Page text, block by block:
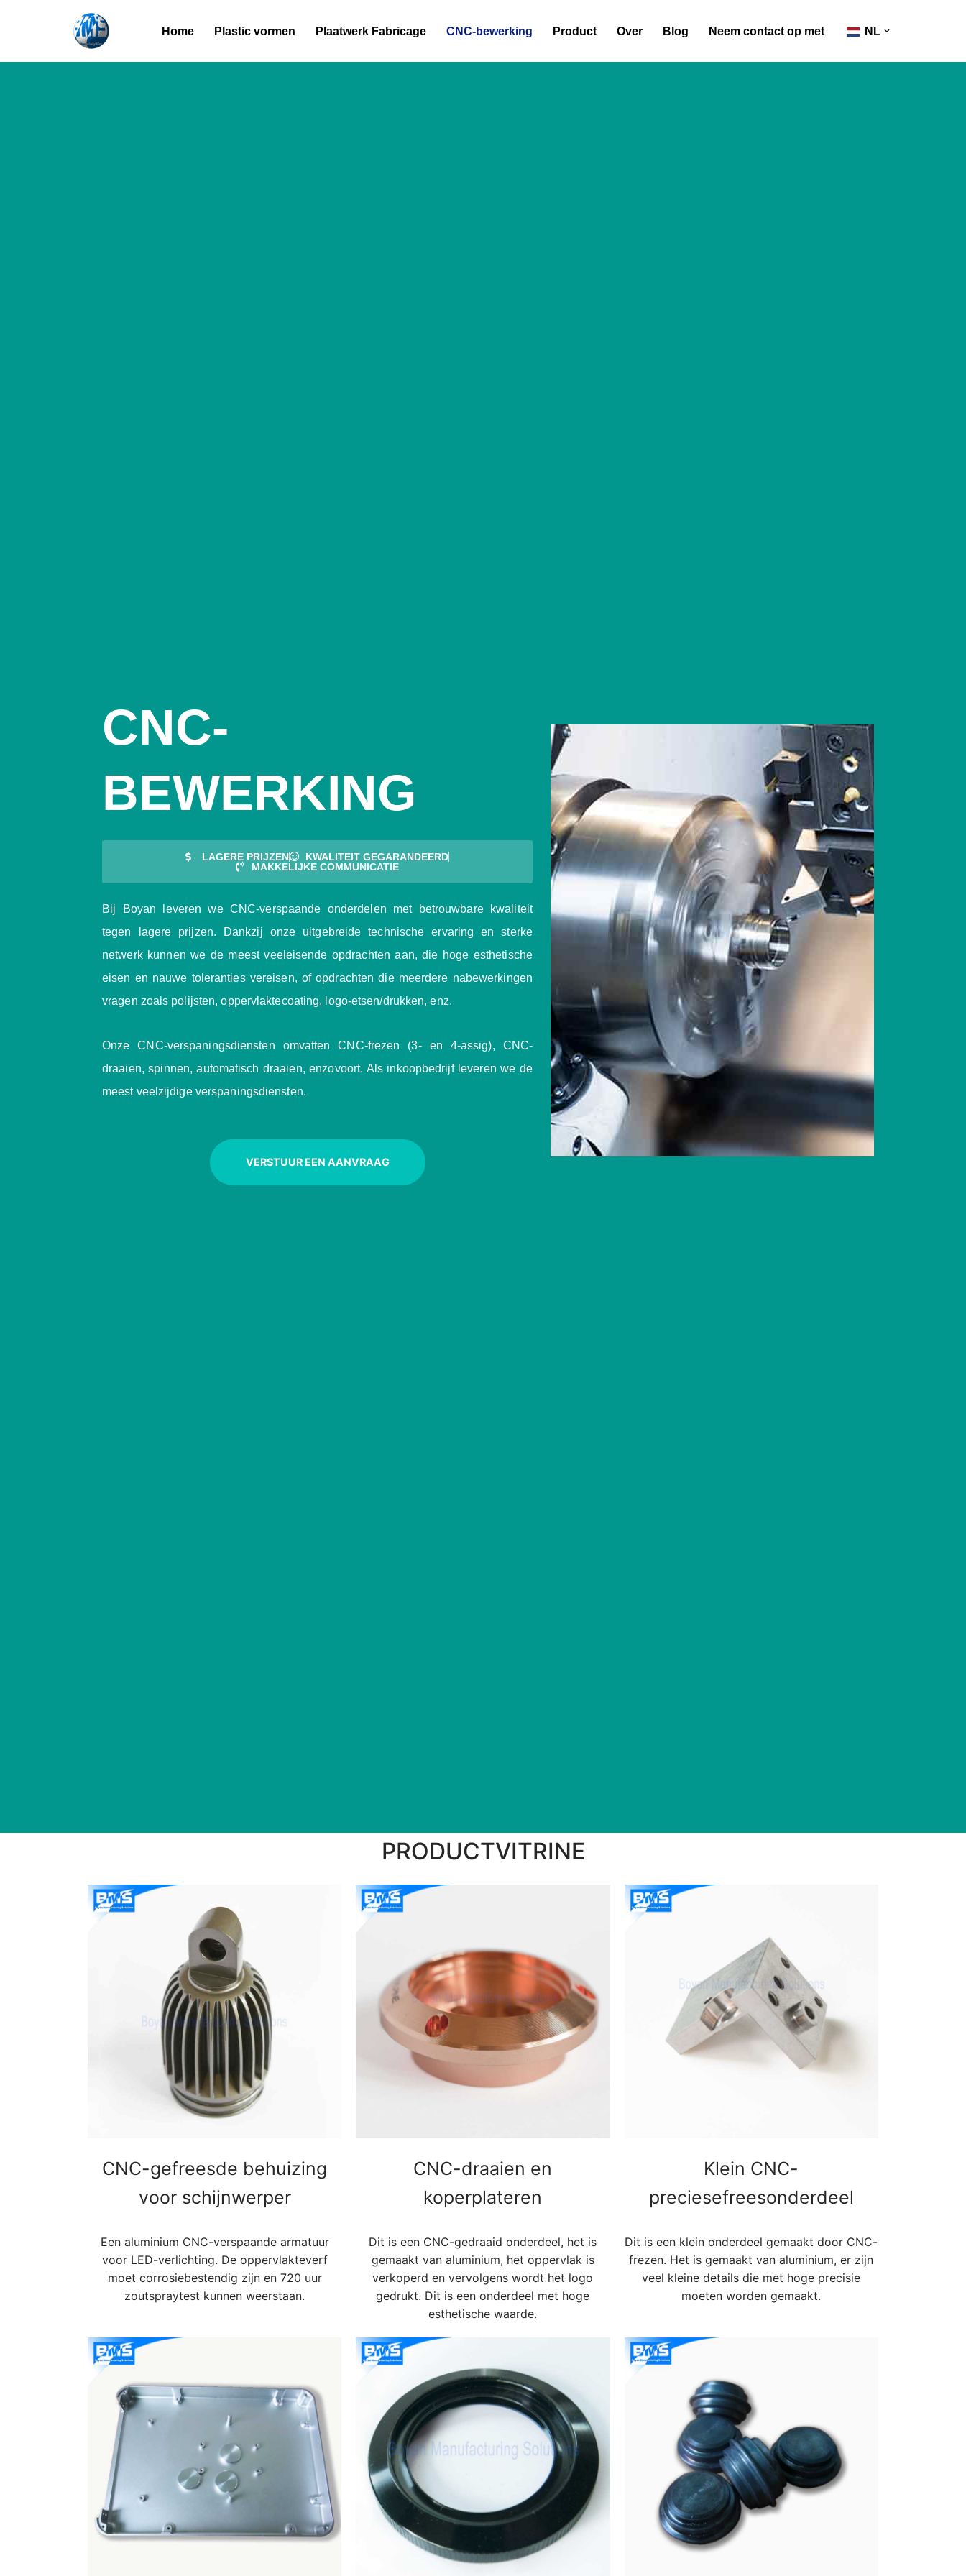
Home Plastic vormen Plaatwerk Fabricage CNC-bewerking Product Over Blog Neem contact op met NL
CNC-
BEWERKING
LAGERE PRIJZEN
KWALITEIT GEGARANDEERD
MAKKELIJKE COMMUNICATIE
Bij Boyan leveren we CNC-verspaande onderdelen met betrouwbare kwaliteit
tegen lagere prijzen. Dankzij onze uitgebreide technische ervaring en sterke
netwerk kunnen we de meest veeleisende opdrachten aan, die hoge esthetische
eisen en nauwe toleranties vereisen, of opdrachten die meerdere nabewerkingen
vragen zoals polijsten, oppervlaktecoating, logo-etsen/drukken, enz.
Onze CNC-verspaningsdiensten omvatten CNC-frezen (3- en 4-assig), CNC-
draaien, spinnen, automatisch draaien, enzovoort. Als inkoopbedrijf leveren we de
meest veelzijdige verspaningsdiensten.
VERSTUUR EEN AANVRAAG
PRODUCTVITRINE
CNC-gefreesde behuizing
voor schijnwerper
Een aluminium CNC-verspaande armatuur
voor LED-verlichting. De oppervlakteverf
moet corrosiebestendig zijn en 720 uur
zoutspraytest kunnen weerstaan.
CNC-draaien en
koperplateren
Dit is een CNC-gedraaid onderdeel, het is
gemaakt van aluminium, het oppervlak is
verkoperd en vervolgens wordt het logo
gedrukt. Dit is een onderdeel met hoge
esthetische waarde.
Klein CNC-
preciesefreesonderdeel
Dit is een klein onderdeel gemaakt door CNC-
frezen. Het is gemaakt van aluminium, er zijn
veel kleine details die met hoge precisie
moeten worden gemaakt.